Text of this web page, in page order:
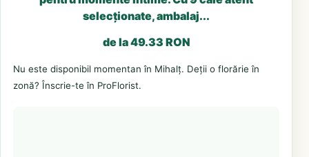
selecționate, ambalaj...
de la 49.33 RON
Nu este disponibil momentan în Mihalț. Deții o florărie în
zonă? Înscrie-te în ProFlorist.